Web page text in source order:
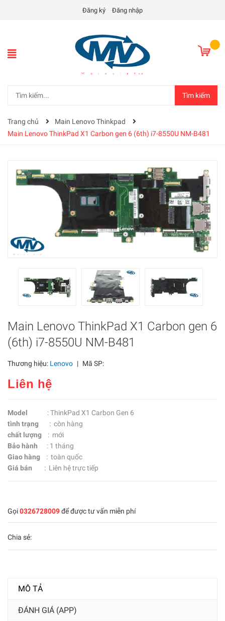
Đăng ký Đăng nhập
Tìm kiếm
Trang chủ
Main Lenovo Thinkpad
Main Lenovo ThinkPad X1 Carbon gen 6 (6th) i7-8550U NM-B481
Main Lenovo ThinkPad X1 Carbon gen 6
(6th) i7-8550U NM-B481
Thương hiệu: Lenovo | Mã SP:
Liên hệ
Model : ThinkPad X1 Carbon Gen 6
tình trạng
: còn hàng
chất lượng : mới
Bảo hành
: 1 tháng
Giao hàng : toàn quốc
Giá bán : Liên hệ trực tiếp
Gọi0326728009để được tư vấn miễn phí
Chia sẻ:
MÔ TẢ
ĐÁNH GIÁ (APP)